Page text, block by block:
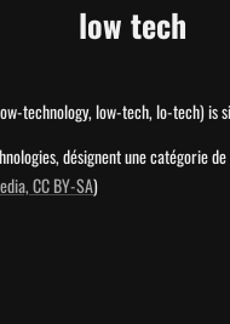
low tech
technology, low-tech, lo-tech) is
désignent une catégorie
CC BY-SA)